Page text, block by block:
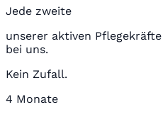
Jede zweite
unserer aktiven
bei uns.
Kein Zufall.
4 Monate